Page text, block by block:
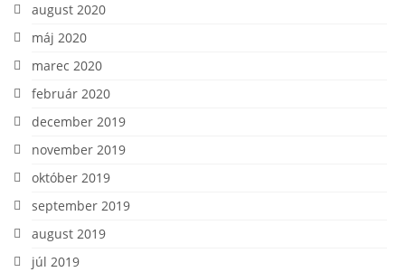
august 2020
máj 2020
marec 2020
február 2020
december 2019
november 2019
október 2019
september 2019
august 2019
júl 2019